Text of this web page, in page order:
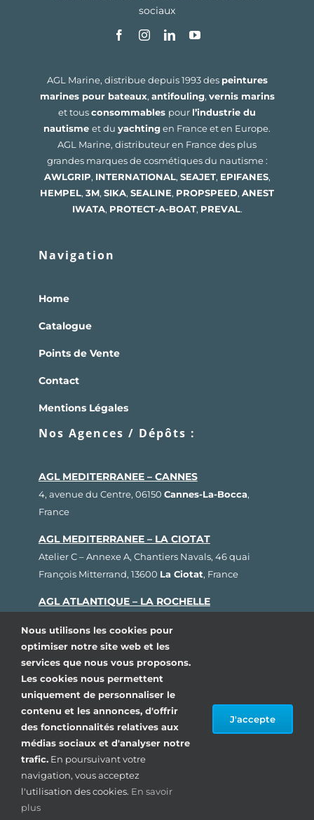
sociaux
AGL Marine, distribue depuis 1993 des peintures
marines pour bateaux, antifouling, vernis marins
et tousconsommables pour l’industrie du
nautisme et du yachtingen France et en Europe.
AGL Marine, distributeur en France des plus
grandes marques de cosmétiques du nautisme :
AWLGRIP, INTERNATIONAL, SEAJET, EPIFANES,
HEMPEL, 3M, SIKA, SEALINE, PROPSPEED, ANEST
IWATA, PROTECT-A-BOAT, PREVAL.
Navigation
Home
Catalogue
Points de Vente
Contact
Mentions Légales
Nos Agences / Dépôts :
AGL MEDITERRANEE – CANNES
4, avenue du Centre, 06150 Cannes-La-Bocca,
France
AGL MEDITERRANEE – LA CIOTAT
Atelier C – Annexe A, Chantiers Navals, 46 quai
François Mitterrand, 13600 La Ciotat, France
AGL ATLANTIQUE – LA ROCHELLE
Rochelle, France
AGL BRETAGNE – LORIENT
1, rue Cdt L’Herminier, Bloc K2, 56100
France
AGL SUD OUEST – ARCACHON
80, avenue du Général Leclerc, Pôle Nautique de la
Pointe, 33260La Teste de Buch
© Copyright 1993 – 2024| AGL Marine, Tous droits
Nous utilisons les cookies pour
optimiser notre site web et les
services que nous vous proposons.
Les cookies nous permettent
uniquement de personnaliser le
contenu et les annonces, d'offrir
des fonctionnalités relatives aux
médias sociaux et d'analyser notre
trafic. En poursuivant votre
navigation, vous acceptez
l'utilisation des cookies. En savoir
plus
J'accepte